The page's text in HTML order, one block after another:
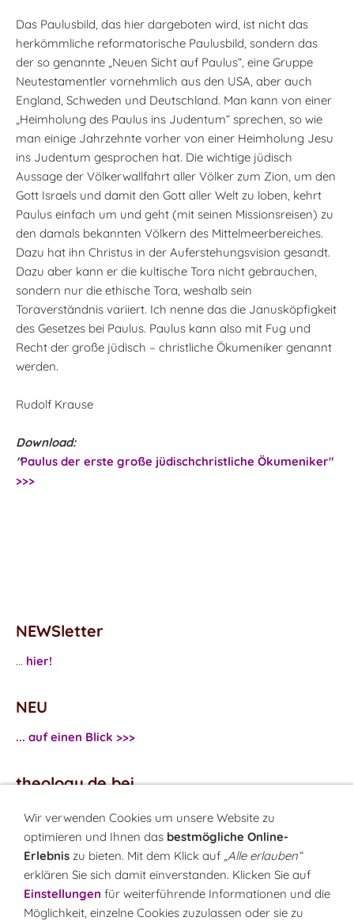
Das Paulusbild, das hier dargeboten wird, ist nicht das
herkömmliche reformatorische Paulusbild, sondern das
der so genannte „Neuen Sicht auf Paulus“, eine Gruppe
Neutestamentler vornehmlich aus den USA, aber auch
England, Schweden und Deutschland. Man kann von einer
„Heimholung des Paulus ins Judentum“ sprechen, so wie
man einige Jahrzehnte vorher von einer Heimholung Jesu
ins Judentum gesprochen hat. Die wichtige jüdisch
Aussage der Völkerwallfahrt aller Völker zum Zion, um den
Gott Israels und damit den Gott aller Welt zu loben, kehrt
Paulus einfach um und geht (mit seinen Missionsreisen) zu
den damals bekannten Völkern des Mittelmeerbereiches.
Dazu hat ihn Christus in der Auferstehungsvision gesandt.
Dazu aber kann er die kultische Tora nicht gebrauchen,
sondern nur die ethische Tora, weshalb sein
Toraverständnis variiert. Ich nenne das die Janusköpfigkeit
des Gesetzes bei Paulus. Paulus kann also mit Fug und
Recht der große jüdisch – christliche Ökumeniker genannt
werden.
Rudolf Krause
Download:
"Paulus der erste große jüdischchristliche Ökumeniker"
>>>
NEWSletter
... hier!
NEU
... auf einen Blick >>>
theology.de bei
...Facebook
...Twitter
Monatsrätsel
Rätseln & Gewinnen!
Wir verwenden Cookies um unsere Website zu
optimieren und Ihnen das bestmögliche Online-
Erlebnis zu bieten. Mit dem Klick auf „Alle erlauben“
erklären Sie sich damit einverstanden. Klicken Sie auf
Einstellungen für weiterführende Informationen und die
Möglichkeit, einzelne Cookies zuzulassen oder sie zu